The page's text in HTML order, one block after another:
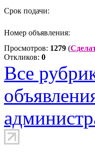
Срок подачи:
Номер объявления:
Просмотров: 1279 (
Откликов: 0
Все